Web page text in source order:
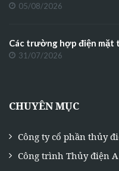
05/08/2026
Các trường hợp điện mặt
31/07/2026
CHUYÊN MỤC
Công ty cổ phần thủy
Công trình Thủy điện